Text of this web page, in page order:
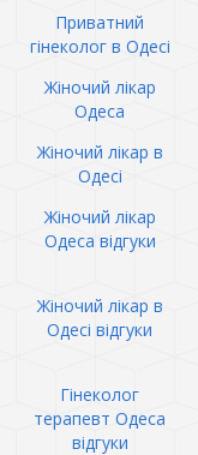
Приватний
гінеколог в Одесі
Жіночий лікар
Одеса
Жіночий лікар в
Одесі
Жіночий лікар
Одеса відгуки
Жіночий лікар в
Одесі відгуки
Гінеколог
терапевт Одеса
відгуки